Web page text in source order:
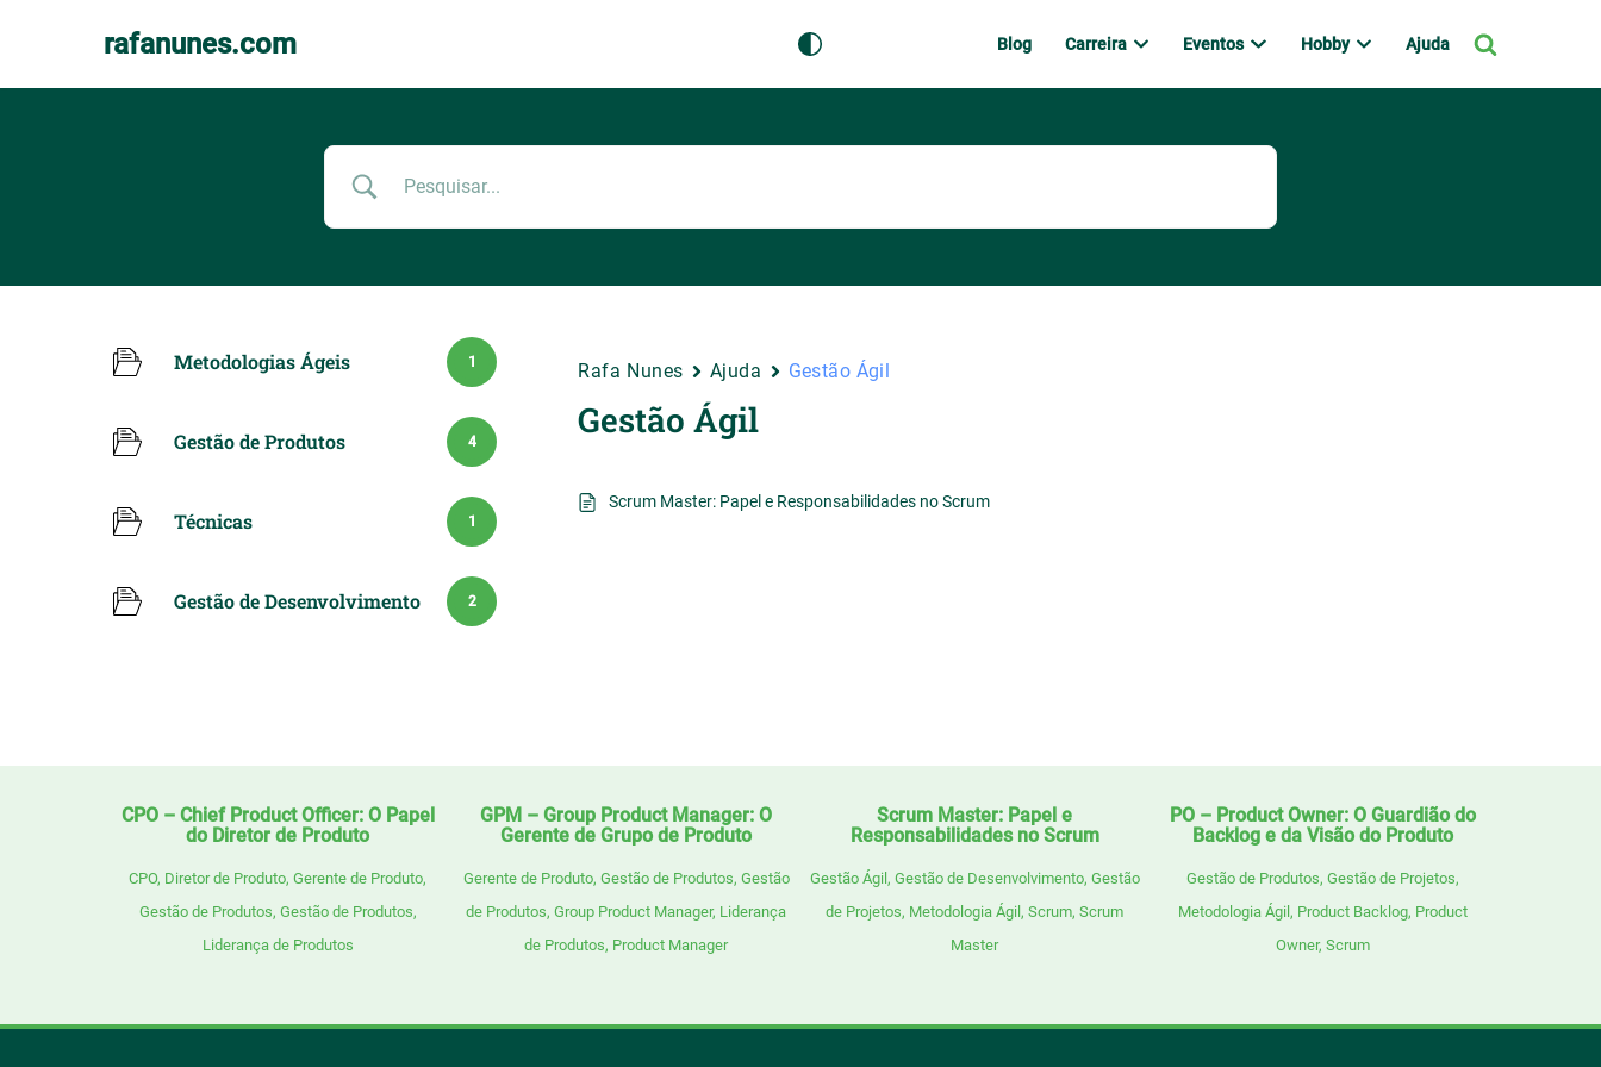
rafanunes.com Blog Carreira Eventos Hobby Ajuda
Metodologias Ágeis 1
Gestão de Produtos 4
Técnicas 1
Gestão de Desenvolvimento 2
Rafa Nunes Ajuda Gestão Ágil
Gestão Ágil
Scrum Master: Papel e Responsabilidades no Scrum
CPO – Chief Product Officer: O Papel
do Diretor de Produto
CPO, Diretor de Produto,Gerente de Produto,
Gestão de Produtos, Gestão de Produtos,
Liderança de Produtos
GPM – Group Product Manager: O
Gerente de Grupo de Produto
Gerente de Produto, Gestão de Produtos, Gestão
de Produtos,Group Product Manager, Liderança
de Produtos, Product Manager
Scrum Master: Papel e
Responsabilidades no Scrum
Gestão Ágil , Gestão de Desenvolvimento, Gestão
de Projetos, Metodologia Ágil,Scrum,Scrum
Master
PO – Product Owner: O Guardião do
Backlog e da Visão do Produto
Gestão de Produtos,Gestão de Projetos,
Metodologia Ágil, Product Backlog, Product
Owner,Scrum